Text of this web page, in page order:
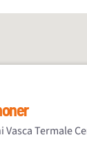
Vasca Termale